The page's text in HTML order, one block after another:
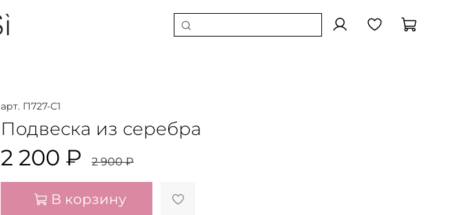
арт. П727-С1
Подвеска из серебра
2 200 ₽ 2 900 ₽
В корзину